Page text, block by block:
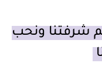
شرفتنا ونحب